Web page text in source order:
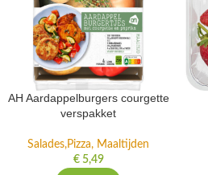
AH Aardappelburgers courgette
verspakket
Salades,Pizza, Maaltijden
€5,49